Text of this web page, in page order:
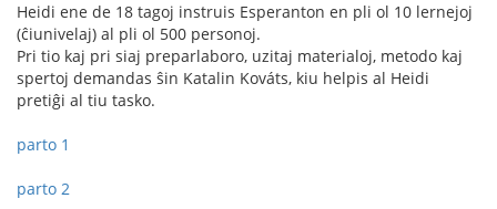
Heidi ene de 18 tagoj instruis Esperanton en pli ol 10 lernejoj
(ĉiunivelaj) al pli ol 500 personoj.
Pri tio kaj pri siaj preparlaboro, uzitaj materialoj, metodo kaj
spertoj demandas ŝin Katalin Kováts, kiu helpis al Heidi
pretiĝi al tiu tasko.
parto 1
parto 2